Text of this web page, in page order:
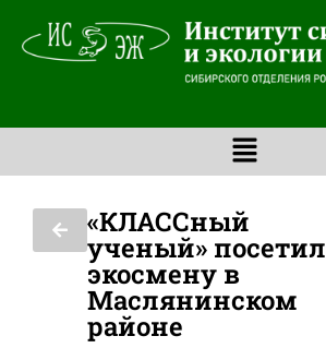
«КЛАССный
ученый» посетил
экосмену в
Маслянинском
районе